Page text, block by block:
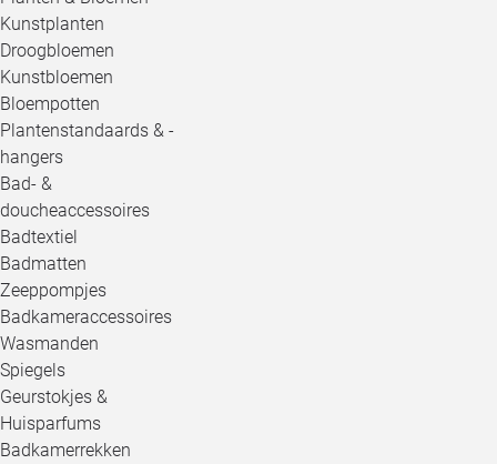
Kunstplanten
Droogbloemen
Kunstbloemen
Bloempotten
Plantenstandaards & -
hangers
Bad- &
doucheaccessoires
Badtextiel
Badmatten
Zeeppompjes
Badkameraccessoires
Wasmanden
Spiegels
Geurstokjes &
Huisparfums
Badkamerrekken